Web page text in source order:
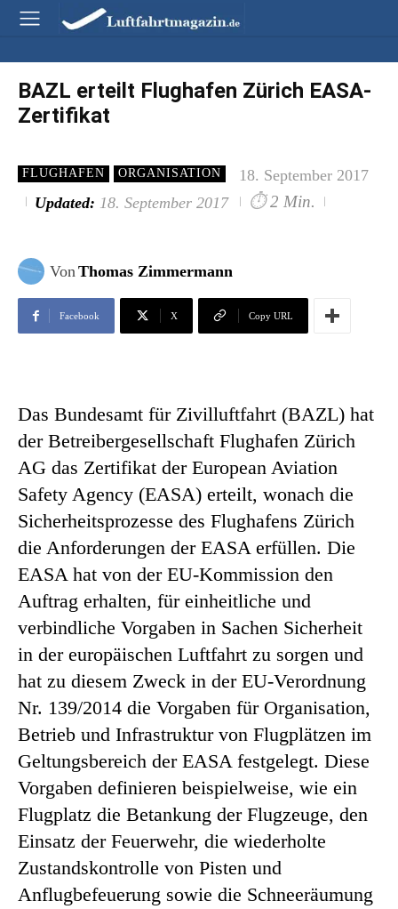
BAZL erteilt Flughafen Zürich EASA-
Zertifikat
FLUGHAFEN ORGANISATION
18. September 2017
Updated: 18. September 2017 ⏱ 2 Min.
VonThomas Zimmermann
Facebook X Copy URL
Das Bundesamt für Zivilluftfahrt (BAZL) hat
der Betreibergesellschaft Flughafen Zürich
AG das Zertifikat der European Aviation
Safety Agency (EASA) erteilt, wonach die
Sicherheitsprozesse des Flughafens Zürich
die Anforderungen der EASA erfüllen. Die
EASA hat von der EU-Kommission den
Auftrag erhalten, für einheitliche und
verbindliche Vorgaben in Sachen Sicherheit
in der europäischen Luftfahrt zu sorgen und
hat zu diesem Zweck in der EU-Verordnung
Nr. 139/2014 die Vorgaben für Organisation,
Betrieb und Infrastruktur von Flugplätzen im
Geltungsbereich der EASA festgelegt. Diese
Vorgaben definieren beispielweise, wie ein
Flugplatz die Betankung der Flugzeuge, den
Einsatz der Feuerwehr, die wiederholte
Zustandskontrolle von Pisten und
Anflugbefeuerung sowie die Schneeräumung